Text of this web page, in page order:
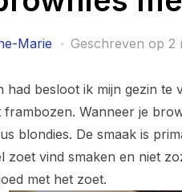
Marie Geschreven op 2
had besloot ik mijn gezin
Wanneer je
blondies. De smaak is
zoet vind smaken en niet
met het zoet.